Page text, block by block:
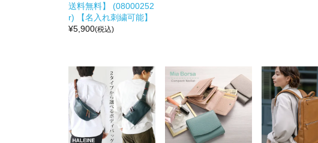
送料無料】 (08000252
r) 【名入れ刺繍可能】
¥5,900(税込)